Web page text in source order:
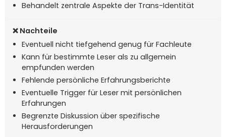
Behandelt zentrale Aspekte der Trans-Identität
Eventuell nicht tiefgehend genug für Fachleute
Kann für bestimmte Leser als zu allgemein
empfunden werden
Fehlende persönliche Erfahrungsberichte
Eventuelle Trigger für Leser mit persönlichen
Erfahrungen
Begrenzte Diskussion über spezifische
Herausforderungen